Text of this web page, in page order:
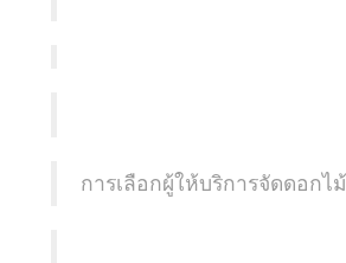
การเลือกผู้ให้บริการจัดดอกไม้